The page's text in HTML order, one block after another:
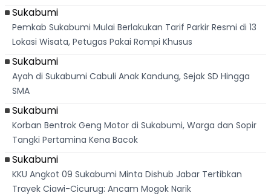
Sukabumi
Pemkab Sukabumi Mulai Berlakukan Tarif Parkir Resmi di 13
Lokasi Wisata, Petugas Pakai Rompi Khusus
Sukabumi
Ayah di Sukabumi Cabuli Anak Kandung, Sejak SD Hingga
SMA
Sukabumi
Korban Bentrok Geng Motor di Sukabumi, Warga dan Sopir
Tangki Pertamina Kena Bacok
Sukabumi
KKU Angkot 09 Sukabumi Minta Dishub Jabar Tertibkan
Trayek Ciawi-Cicurug: Ancam Mogok Narik